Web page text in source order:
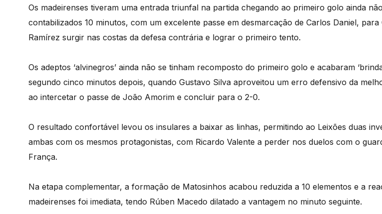
Os madeirenses tiveram uma entrada triunfal na partida chegando ao primeiro golo ainda
contabilizados 10 minutos, com um excelente passe em desmarcação de Carlos Daniel, para
Ramírez surgir nas costas da defesa contrária e lograr o primeiro tento.
Os adeptos ‘alvinegros’ ainda não se tinham recomposto do primeiro golo e acabaram
segundo cinco minutos depois, quando Gustavo Silva aproveitou um erro defensivo da
ao intercetar o passe de João Amorim e concluir para o 2-0.
O resultado confortável levou os insulares a baixar as linhas, permitindo ao Leixões duas
ambas com os mesmos protagonistas, com Ricardo Valente a perder nos duelos com o
França.
Na etapa complementar, a formação de Matosinhos acabou reduzida a 10 elementos e a
madeirenses foi imediata, tendo Rúben Macedo dilatado a vantagem no minuto seguinte.